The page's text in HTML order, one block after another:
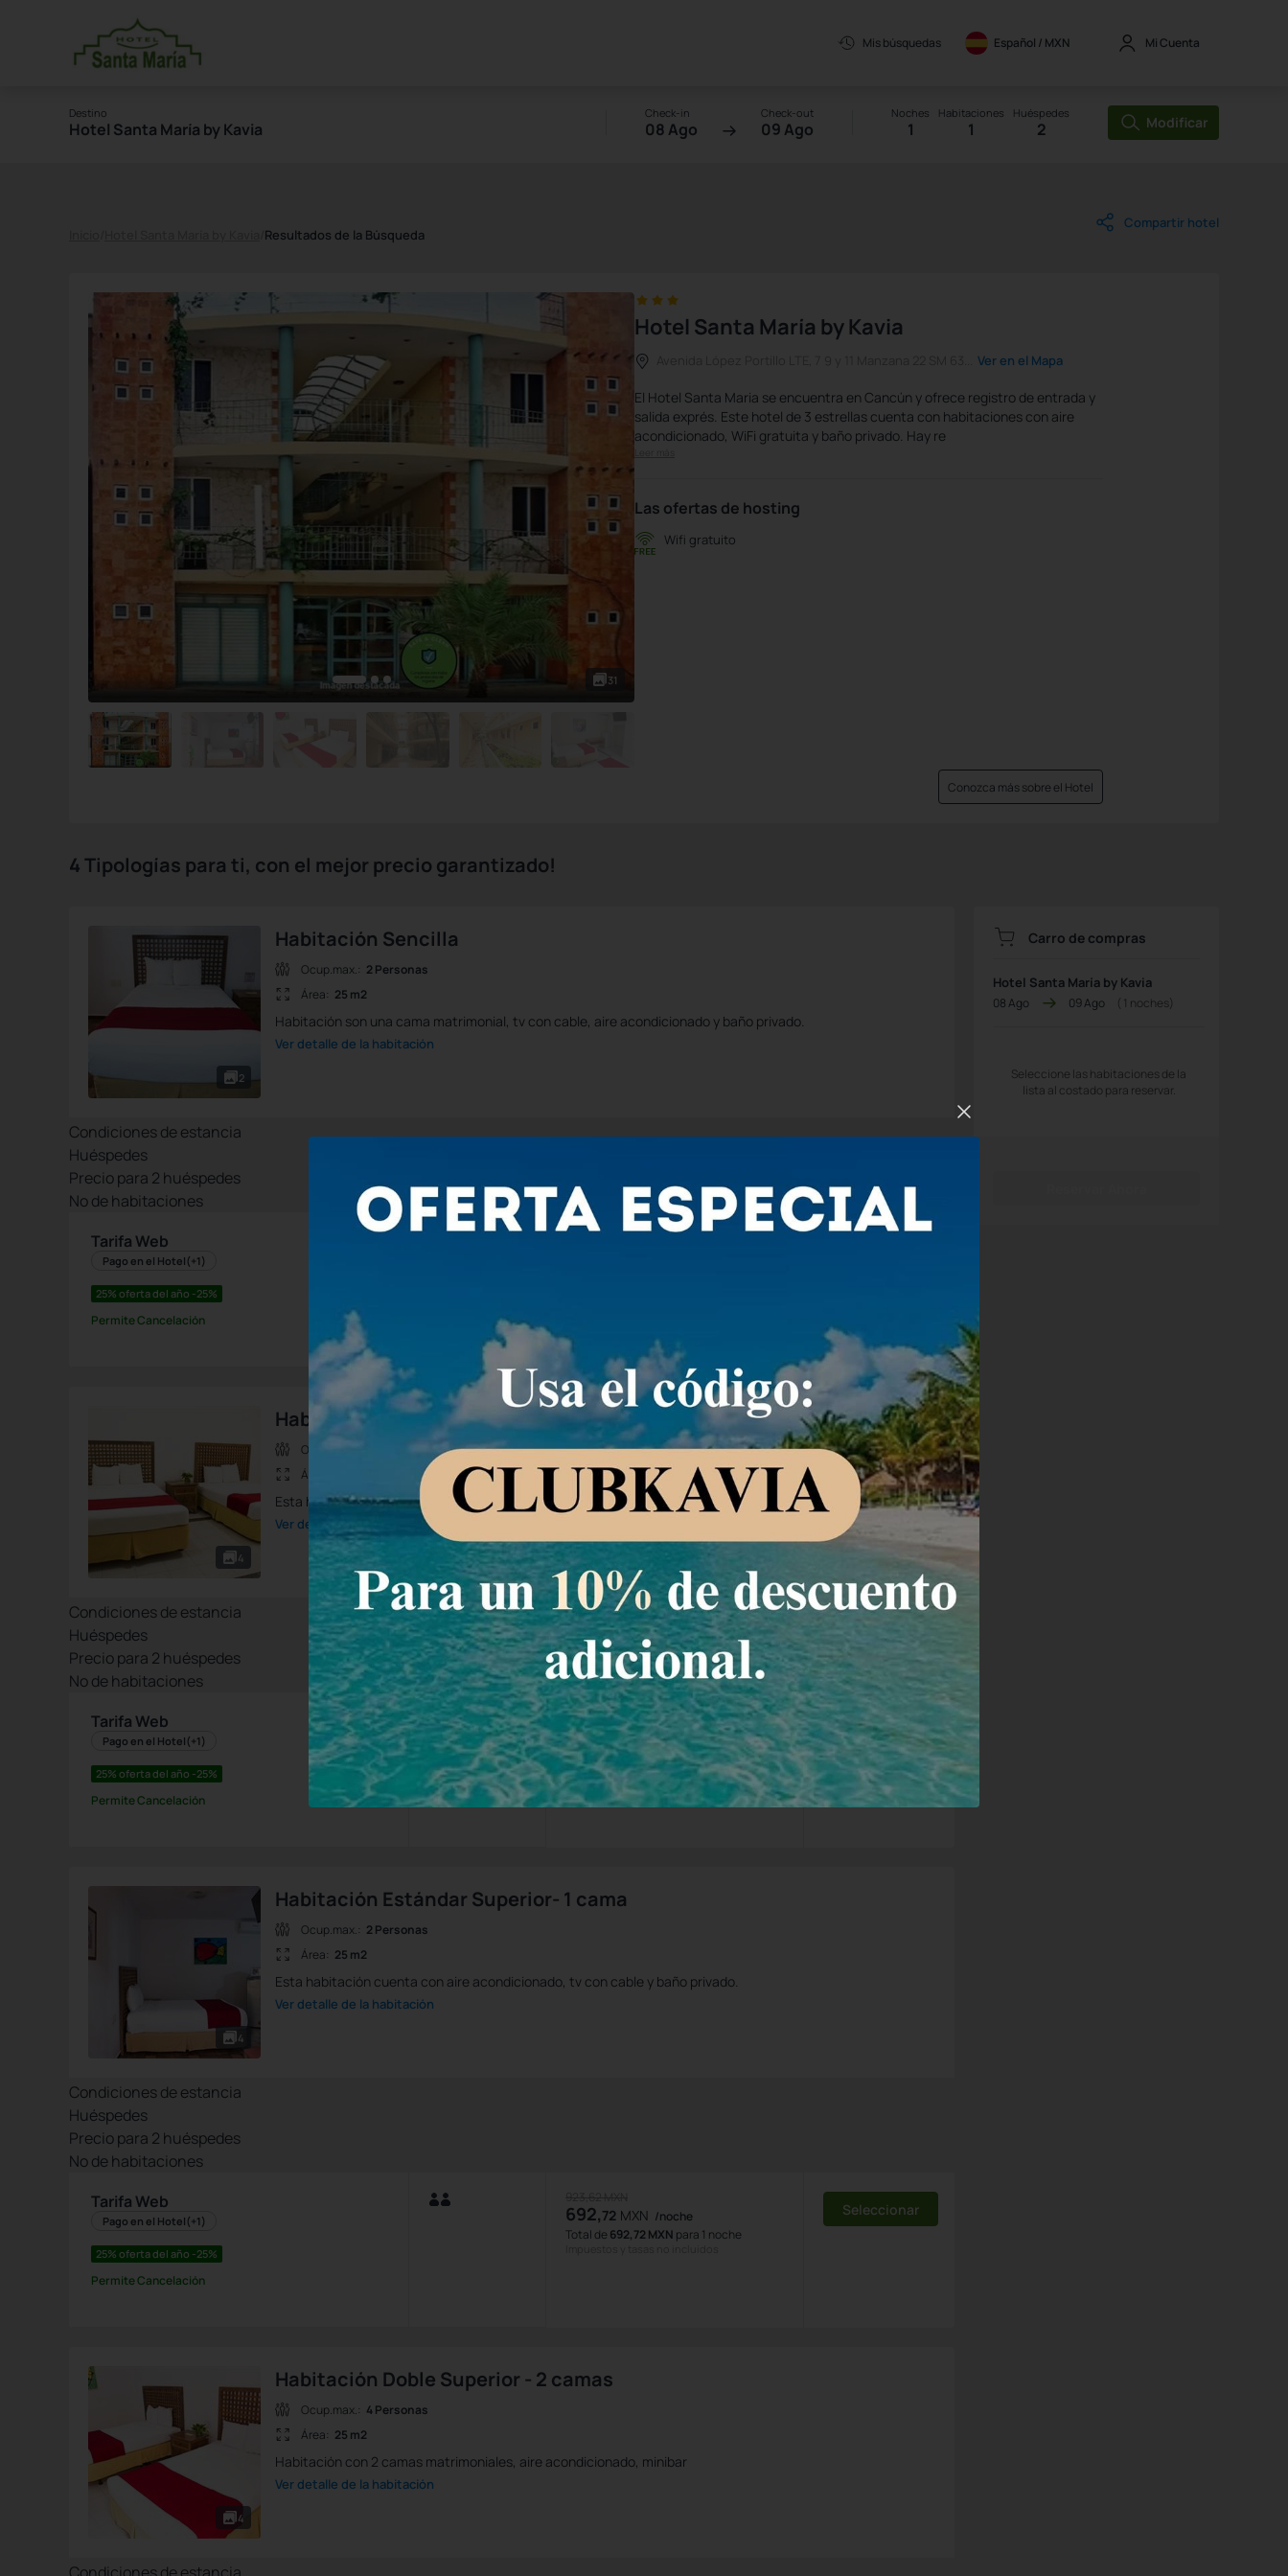
Mis búsquedas Español / MXN Mi Cuenta
Destino
Hotel Santa María by Kavia
Check-in
08 Ago
Check-out
09 Ago
Noches
1
Habitaciones
1
Huéspedes
2 Modificar
Resultados de la Búsqueda
Compartir hotel
31
Hotel Santa María by Kavia
Ver en el Mapa
El Hotel Santa Maria se encuentra en Cancún y ofrece registro de entrada y
salida exprés. Este hotel de 3 estrellas cuenta con habitaciones con aire
acondicionado, WiFi gratuita y baño privado. Hay re
Las ofertas de hosting
Wifi gratuito
Conozca más sobre el Hotel
4 Tipologías para ti, con el mejor precio garantizado!
2
Habitación Sencilla
Ocup.max.: 2 Personas
Área: 25 m2
Habitación son una cama matrimonial, tv con cable, aire acondicionado y baño privado.
Ver detalle de la habitación
Condiciones de estancia
Huéspedes
Precio para 2 huéspedes
Nº de habitaciones
Tarifa Web
Pago en el Hotel (+1)
25% oferta del año -25%
Permite Cancelación
754,17 MXN
4
Habitación Doble
Ocup.max.:
Área:
Esta habitación cuenta con tv con cable, aire acondicionado, y baño privado,
Ver detalle de la habitación
Condiciones de estancia
Huéspedes
Precio para 2 huéspedes
Nº de habitaciones
Tarifa Web
Pago en el Hotel (+1)
25% oferta del año -25%
Permite Cancelación
814,53 MXN
610,90 MXN /noche
Total de610,90 MXNpara 1 noche
Impuestos y tasas no incluidos
Seleccionar
4
Habitación Estándar Superior- 1 cama
Ocup.max.: 2 Personas
Área: 25 m2
Esta habitación cuenta con aire acondicionado, tv con cable y baño privado.
Ver detalle de la habitación
Condiciones de estancia
Huéspedes
Precio para 2 huéspedes
Nº de habitaciones
Tarifa Web
Pago en el Hotel (+1)
25% oferta del año -25%
Permite Cancelación
692,72 MXN /noche
Total de 692,72 MXN para 1 noche
Seleccionar
4
Habitación Doble Superior - 2 camas
Ocup.max.: 4 Personas
Área: 25 m2
Habitación con 2 camas matrimoniales, aire acondicionado, minibar
Ver detalle de la habitación
Carro de compras
Hotel Santa María by Kavia
08 Ago 09 Ago ( 1 noches)
Seleccione las habitaciones de la
lista al costado para reservar.